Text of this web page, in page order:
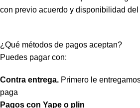
con previo acuerdo y disponibilidad del
¿Qué métodos de pagos aceptan?
Puedes pagar con:
Contra entrega. Primero le
paga
Pagos con Yape o plin